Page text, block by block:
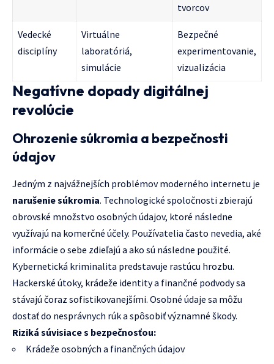
tvorcov
Vedecké
disciplíny
Virtuálne
laboratóriá,
simulácie
Bezpečné
experimentovanie,
vizualizácia
Negatívne dopady digitálnej
revolúcie
Ohrozenie súkromia a bezpečnosti
údajov
Jedným z najvážnejších problémov moderného internetu je
narušenie súkromia. Technologické spoločnosti zbierajú
obrovské množstvo osobných údajov, ktoré následne
využívajú na komerčné účely. Používatelia často nevedia, aké
informácie o sebe zdieľajú a ako sú následne použité.
Kybernetická kriminalita predstavuje rastúcu hrozbu.
Hackerské útoky, krádeže identity a finančné podvody sa
stávajú čoraz sofistikovanejšími. Osobné údaje sa môžu
dostať do nesprávnych rúk a spôsobiť významné škody.
Riziká súvisiace s bezpečnosťou:
Krádeže osobných a finančných údajov